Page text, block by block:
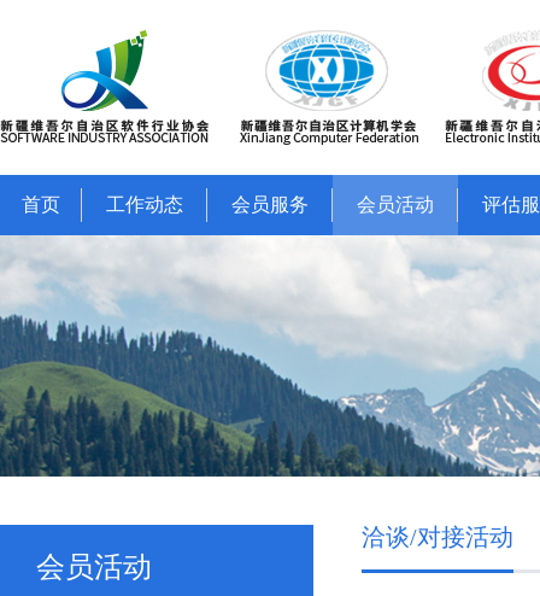
首页 工作动态 会员服务 会员活动 评估
会员活动
洽谈/对接活动